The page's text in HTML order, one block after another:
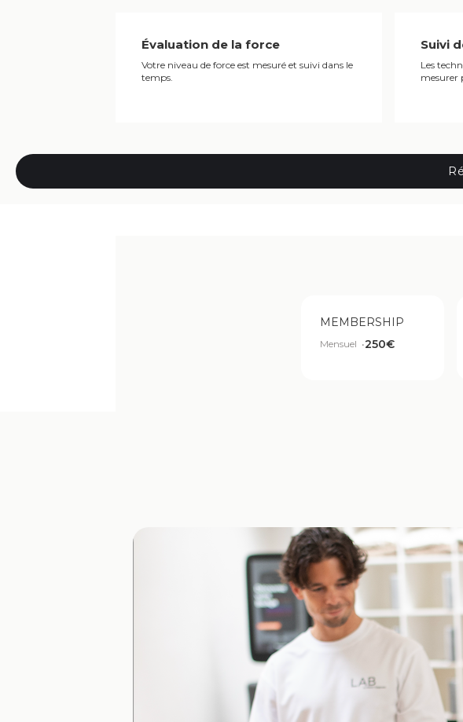
Évaluation de la force
Votre niveau de force est mesuré et suivi dans le
temps.
Suivi
Les
mesurer
MEMBERSHIP
Mensuel •250€